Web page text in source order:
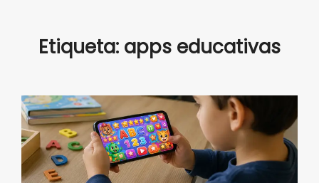
Etiqueta: apps educativas